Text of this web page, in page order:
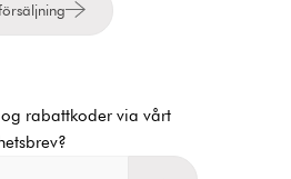
rabattkoder via vårt